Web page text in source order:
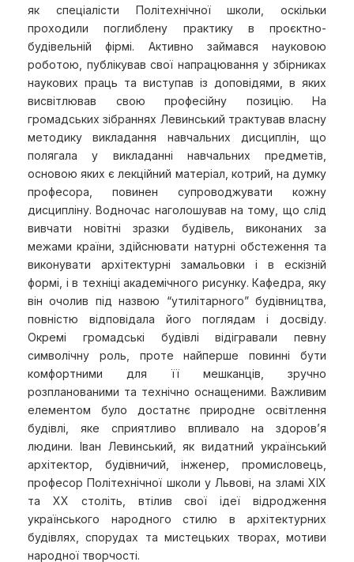
як спеціалісти Політехнічної школи, оскільки
проходили поглиблену практику в проєктно-
будівельній фірмі. Активно займався науковою
роботою, публікував свої напрацювання у збірниках
наукових праць та виступав із доповідями, в яких
висвітлював свою професійну позицію. На
громадських зібраннях Левинський трактував власну
методику викладання навчальних дисциплін, що
полягала у викладанні навчальних предметів,
основою яких є лекційний матеріал, котрий, на думку
професора, повинен супроводжувати кожну
дисципліну. Водночас наголошував на тому, що слід
вивчати новітні зразки будівель, виконаних за
межами країни, здійснювати натурні обстеження та
виконувати архітектурні замальовки і в ескізній
формі, і в техніці академічного рисунку. Кафедра, яку
він очолив під назвою “утилітарного” будівництва,
повністю відповідала його поглядам і досвіду.
Окремі громадські будівлі відігравали певну
символічну роль, проте найперше повинні бути
комфортними для її мешканців, зручно
розпланованими та технічно оснащеними. Важливим
елементом було достатнє природне освітлення
будівлі, яке сприятливо впливало на здоров’я
людини. Іван Левинський, як видатний український
архітектор, будівничий, інженер, промисловець,
професор Політехнічної школи у Львові, на зламі ХІХ
та ХХ століть, втілив свої ідеї відродження
українського народного стилю в архітектурних
будівлях, спорудах та мистецьких творах, мотиви
народної творчості.